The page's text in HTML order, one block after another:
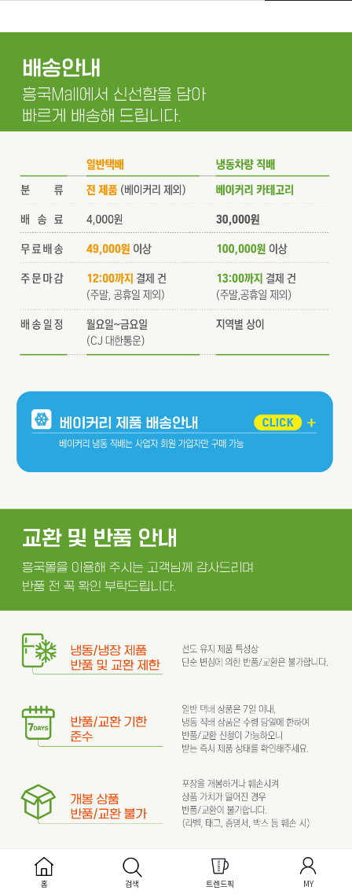
홈 검색 트렌드픽 MY